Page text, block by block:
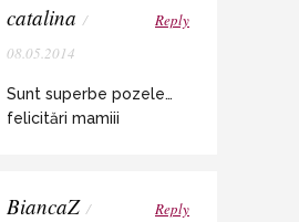
catalina /
08.05.2014
Reply
Sunt superbe pozele…
felicitări mamiii
BiancaZ /
Reply